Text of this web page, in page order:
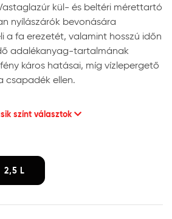
kül- és beltéri mérettartó
nyílászárók bevonására
a fa erezetét, valamint hosszú időn
adalékanyag-tartalmának
káros hatásai, míg vízlepergető
csapadék ellen.
színt választok
2,5 L